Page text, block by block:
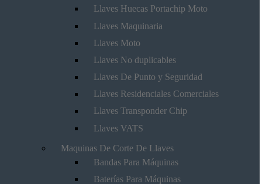
Llaves Huecas Portachip Moto
Llaves Maquinaria
Llaves Moto
Llaves No duplicables
Llaves De Punto y Seguridad
Llaves Residenciales Comerciales
Llaves Transponder Chip
Llaves VATS
Maquinas De Corte De Llaves
Bandas Para Máquinas
Baterías Para Máquinas